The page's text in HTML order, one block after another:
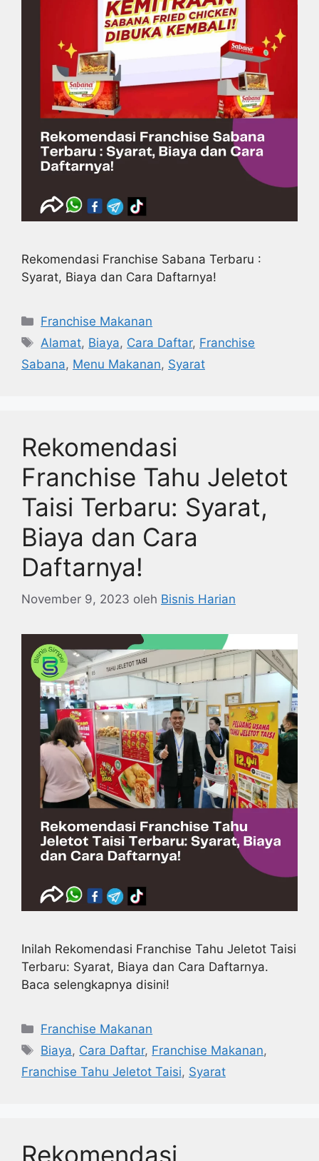
Rekomendasi Franchise Sabana Terbaru :
Syarat, Biaya dan Cara Daftarnya!
Kategori
Franchise Makanan
Tag
Alamat, Biaya, Cara Daftar, Franchise
Sabana, Menu Makanan, Syarat
Rekomendasi
Franchise Tahu Jeletot
Taisi Terbaru: Syarat,
Biaya dan Cara
Daftarnya!
November 9, 2023 oleh Bisnis Harian
Inilah Rekomendasi Franchise Tahu Jeletot Taisi
Terbaru: Syarat, Biaya dan Cara Daftarnya.
Baca selengkapnya disini!
Kategori
Franchise Makanan
Tag
Biaya, Cara Daftar, Franchise Makanan,
Franchise Tahu Jeletot Taisi, Syarat
Rekomendasi